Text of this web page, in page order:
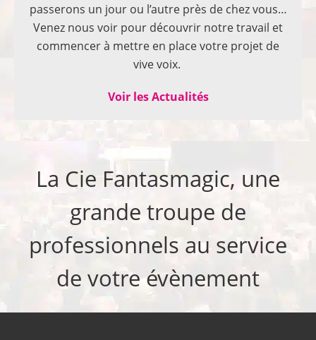
passerons un jour ou l’autre près de chez vous…
Venez nous voir pour découvrir notre travail et
commencer à mettre en place votre projet de
vive voix.
Voir les Actualités
La Cie Fantasmagic, une
grande troupe de
professionnels au service
de votre évènement